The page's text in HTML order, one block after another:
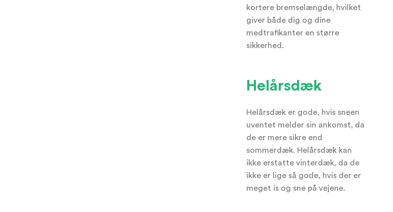
kortere bremselængde, hvilket
giver både dig og dine
medtrafikanter en større
sikkerhed.
Helårsdæk
Helårsdæk er gode, hvis sneen
uventet melder sin ankomst, da
de er mere sikre end
sommerdæk. Helårsdæk kan
ikke erstatte vinterdæk, da de
ikke er lige så gode, hvis der er
meget is og sne på vejene.